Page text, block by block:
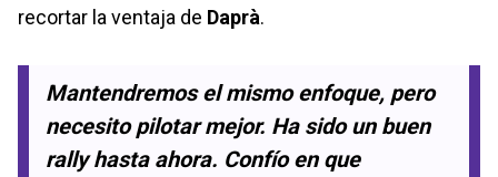
recortar la ventaja de Daprà.
Mantendremos el mismo enfoque, pero
necesito pilotar mejor. Ha sido un buen
rally hasta ahora. Confío en que